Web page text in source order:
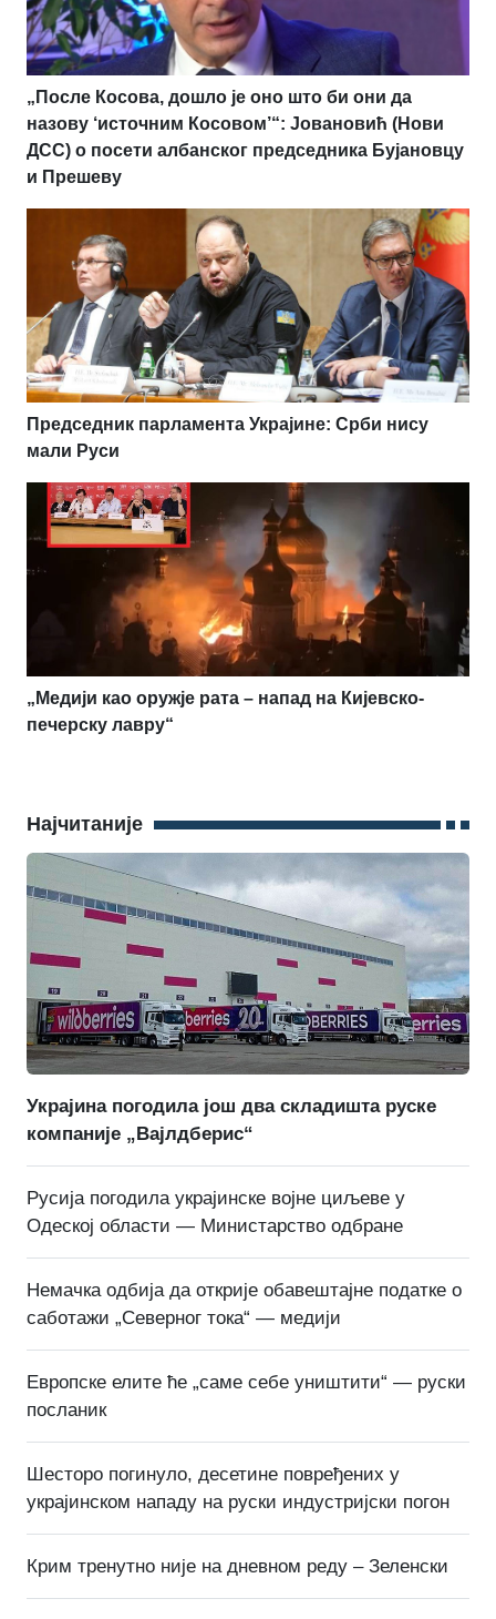
„После Косова, дошло је оно што би они да
назову ‘источним Косовом’“: Јовановић (Нови
ДСС) о посети албанског председника Бујановцу
и Прешеву
Председник парламента Украјине: Срби нису
мали Руси
„Медији као оружје рата – напад на Кијевско-
печерску лавру“
Најчитаније
Украјина погодила још два складишта руске
компаније „Вајлдберис“
Русија погодила украјинске војне циљеве у
Одеској области — Министарство одбране
Немачка одбија да открије обавештајне податке о
саботажи „Северног тока“ — медији
Европске елите ће „саме себе уништити“ — руски
посланик
Шесторо погинуло, десетине повређених у
украјинском нападу на руски индустријски погон
Крим тренутно није на дневном реду – Зеленски